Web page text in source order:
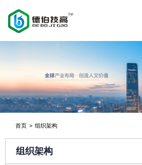
首页 > 组织架构
组织架构